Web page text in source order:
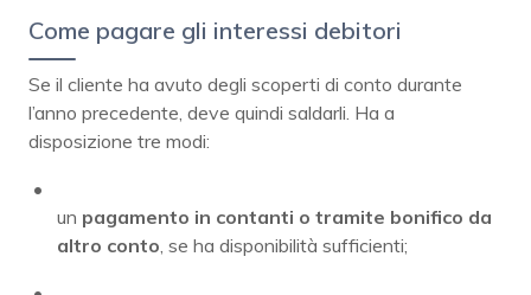
Come pagare gli interessi debitori
Se il cliente ha avuto degli scoperti di conto durante
l’anno precedente, deve quindi saldarli. Ha a
disposizione tre modi:
un pagamento in contanti o tramite bonifico da
altro conto , se ha disponibilità sufficienti;